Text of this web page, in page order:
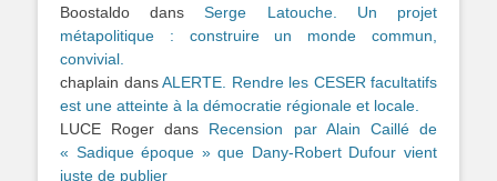
Boostaldo dansSerge Latouche. Un projet
métapolitique : construire un monde commun,
convivial.
chaplain dansALERTE. Rendre les CESER facultatifs
est une atteinte à la démocratie régionale et locale.
LUCE Roger dans Recension par Alain Caillé de
« Sadique époque » que Dany-Robert Dufour vient
juste de publier